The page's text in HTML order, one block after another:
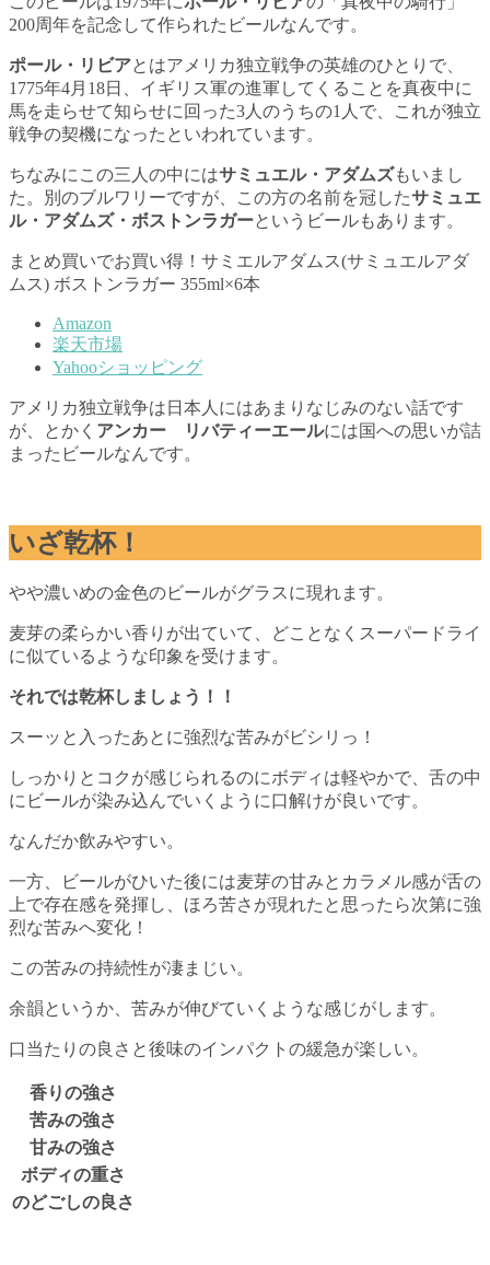
200周年を記念して作られたビールなんです。
ポール・リビアとはアメリカ独立戦争の英雄のひとりで、
1775年4月18日、イギリス軍の進軍してくることを真夜中に
馬を走らせて知らせに回った3人のうちの1人で、これが独立
戦争の契機になったといわれています。
ちなみにこの三人の中にはサミュエル・アダムズもいまし
た。別のブルワリーですが、この方の名前を冠したサミュエ
ル・アダムズ・ボストンラガーというビールもあります。
まとめ買いでお買い得！サミエルアダムス(サミュエルアダ
ムス) ボストンラガー 355ml×6本
Amazon
楽天市場
Yahooショッピング
アメリカ独立戦争は日本人にはあまりなじみのない話です
が、とかく アンカー リバティーエールには国への思いが詰
まったビールなんです。
いざ乾杯！
やや濃いめの金色のビールがグラスに現れます。
麦芽の柔らかい香りが出ていて、どことなくスーパードライ
に似ているような印象を受けます。
それでは乾杯しましょう！！
スーッと入ったあとに強烈な苦みがビシリっ！
しっかりとコクが感じられるのにボディは軽やかで、舌の中
にビールが染み込んでいくように口解けが良いです。
なんだか飲みやすい。
一方、ビールがひいた後には麦芽の甘みとカラメル感が舌の
上で存在感を発揮し、ほろ苦さが現れたと思ったら次第に強
烈な苦みへ変化！
この苦みの持続性が凄まじい。
余韻というか、苦みが伸びていくような感じがします。
口当たりの良さと後味のインパクトの緩急が楽しい。
香りの強さ
苦みの強さ
甘みの強さ
ボディの重さ
のどごしの良さ